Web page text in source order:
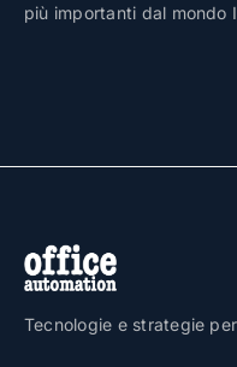
più importanti dal mondo
Tecnologie e strategie